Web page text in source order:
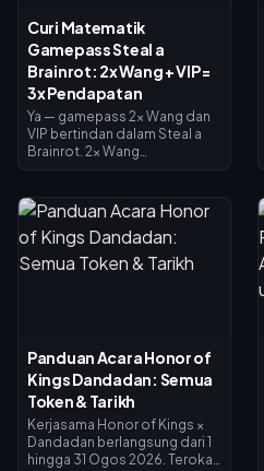
Curi Matematik
Gamepass Steal a
Brainrot: 2x Wang + VIP =
3x Pendapatan
Ya — gamepass 2x Wang dan
VIP bertindan dalam Steal a
Brainrot. 2x Wang
menambah ×1.5, dan ia darab
bersama untuk tepat 3x
pendapatan asas — bukan 4x.
2x Wang berharga 119 Robux,
VIP berharga 499 (jumlah 618).
Panduan Acara Honor of
Kings Dandadan: Semua
Token & Tarikh
Kerjasama Honor of Kings ×
Dandadan berlangsung dari 1
hingga 31 Ogos 2026. Terokai